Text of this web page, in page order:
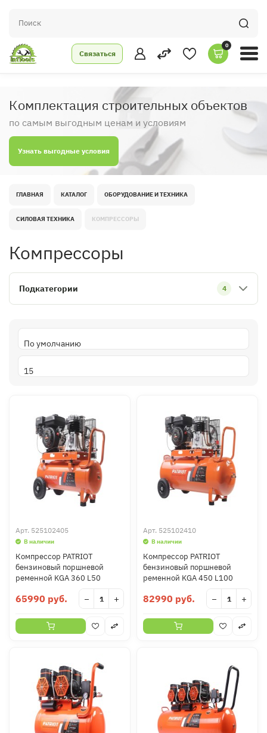
Связаться
0
Комплектация строительных объектов
по самым выгодным ценам и условиям
Узнать выгодные условия
ГЛАВНАЯ КАТАЛОГ ОБОРУДОВАНИЕ И ТЕХНИКА
СИЛОВАЯ ТЕХНИКА КОМПРЕССОРЫ
Компрессоры
Подкатегории 4
Арт. 525102405
В наличии
Компрессор PATRIOT
бензиновый поршневой
ременной KGA 360 L50
65990 руб. − +
Арт. 525102410
В наличии
Компрессор PATRIOT
бензиновый поршневой
ременной KGA 450 L100
82990 руб. − +